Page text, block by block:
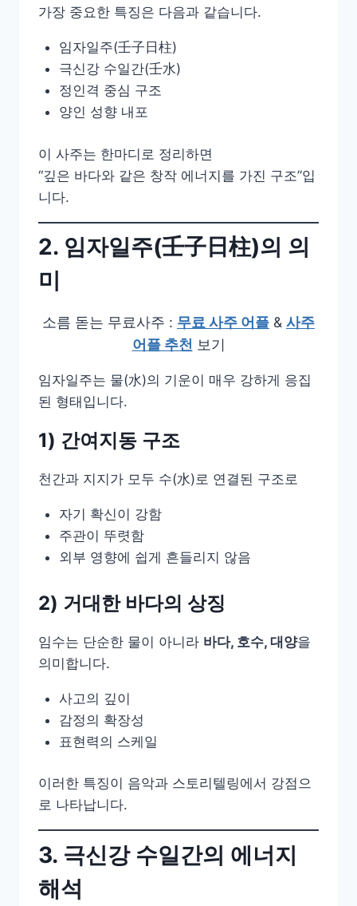
가장 중요한 특징은 다음과 같습니다.
임자일주(壬子日柱)
극신강 수일간(壬水)
정인격 중심 구조
양인 성향 내포
이 사주는 한마디로 정리하면
“깊은 바다와 같은 창작 에너지를 가진 구조”입
니다.
2. 임자일주(壬子日柱)의 의
미
소름 돋는 무료사주 : 무료 사주 어플 & 사주
어플 추천 보기
임자일주는 물(水)의 기운이 매우 강하게 응집
된 형태입니다.
1) 간여지동 구조
천간과 지지가 모두 수(水)로 연결된 구조로
자기 확신이 강함
주관이 뚜렷함
외부 영향에 쉽게 흔들리지 않음
2) 거대한 바다의 상징
임수는 단순한 물이 아니라 바다, 호수, 대양을
의미합니다.
사고의 깊이
감정의 확장성
표현력의 스케일
이러한 특징이 음악과 스토리텔링에서 강점으
로 나타납니다.
3. 극신강 수일간의 에너지
해석